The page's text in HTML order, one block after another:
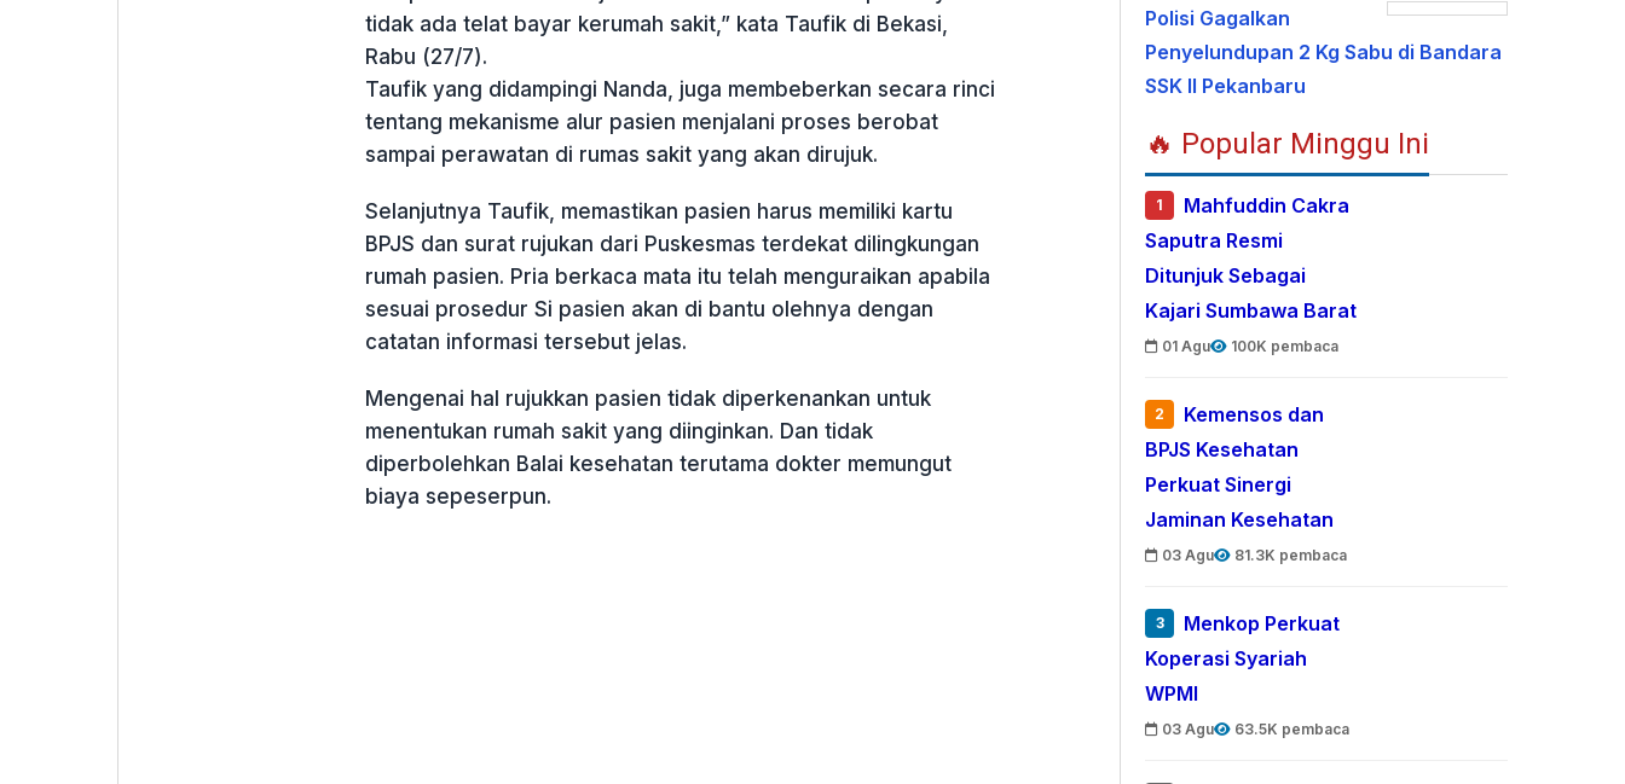
tidak ada telat bayar kerumah sakit,” kata Taufik di Bekasi,
Rabu (27/7).
Taufik yang didampingi Nanda, juga membeberkan secara rinci
tentang mekanisme alur pasien menjalani proses berobat
sampai perawatan di rumas sakit yang akan dirujuk.
Selanjutnya Taufik, memastikan pasien harus memiliki kartu
BPJS dan surat rujukan dari Puskesmas terdekat dilingkungan
rumah pasien. Pria berkaca mata itu telah menguraikan apabila
sesuai prosedur Si pasien akan di bantu olehnya dengan
catatan informasi tersebut jelas.
Mengenai hal rujukkan pasien tidak diperkenankan untuk
menentukan rumah sakit yang diinginkan. Dan tidak
diperbolehkan Balai kesehatan terutama dokter memungut
biaya sepeserpun.
Polisi Gagalkan
Penyelundupan 2 Kg Sabu di Bandara
SSK II Pekanbaru
🔥 Popular Minggu Ini
1
Mahfuddin Cakra
Saputra Resmi
Ditunjuk Sebagai
Kajari Sumbawa Barat
01 Agu 100K pembaca
2
Kemensos dan
BPJS Kesehatan
Perkuat Sinergi
Jaminan Kesehatan
03 Agu 81.3K pembaca
3
Menkop Perkuat
Koperasi Syariah
WPMI
03 Agu 63.5K pembaca